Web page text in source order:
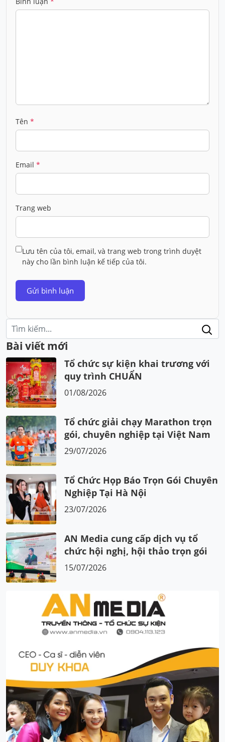
Tên *
Email *
Trang web
Lưu tên của tôi, email, và trang web trong trình duyệt
này cho lần bình luận kế tiếp của tôi.
Điều
hướng
bài
viết
Tìm
kiếm:
Bài viết mới
Tổ chức sự kiện khai trương với
quy trình CHUẨN
01/08/2026
Tổ chức giải chạy Marathon trọn
gói, chuyên nghiệp tại Việt Nam
29/07/2026
Tổ Chức Họp Báo Trọn Gói Chuyên
Nghiệp Tại Hà Nội
23/07/2026
AN Media cung cấp dịch vụ tổ
chức hội nghị, hội thảo trọn gói
15/07/2026